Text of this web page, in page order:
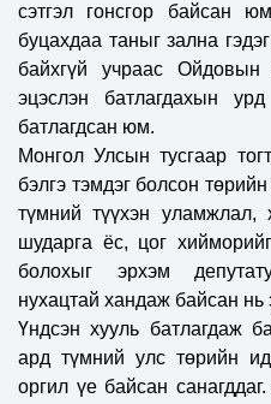
сэтгэл гонсгор байсан
буцахдаа таныг зална
байхгүй учраас
эцэслэн батлагдахын
батлагдсан юм.
Монгол Улсын тусгаар
бэлгэ тэмдэг болсон
түмний түүхэн уламжлал,
шударга ёс, цог
болохыг эрхэм
нухацтай хандаж байсан нь
Үндсэн хууль батлагдаж
ард түмний улс төрийн
оргил үе байсан